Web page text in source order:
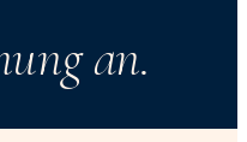
an.